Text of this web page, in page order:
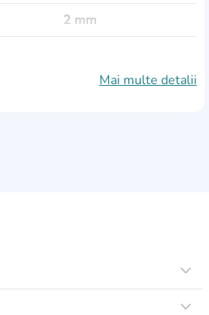
2 mm
Mai multe detalii